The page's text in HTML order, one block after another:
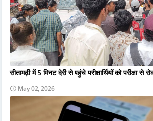
सीतामढ़ी में 5 मिनट देरी से पहुंचे परीक्षार्थियों को परीक्षा से
May 02, 2026